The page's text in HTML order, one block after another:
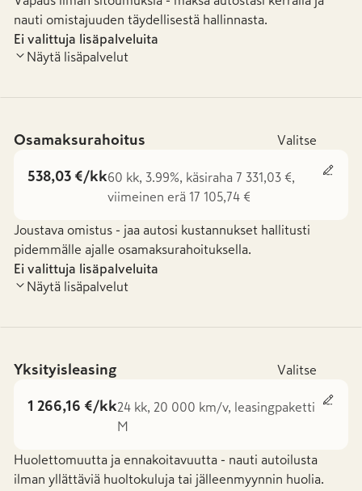
nauti omistajuuden täydellisestä hallinnasta.
Ei valittuja lisäpalveluita
Näytä lisäpalvelut
Osamaksurahoitus Valitse
538,03 €/kk60 kk, 3.99%, käsiraha 7 331,03 €,
viimeinen erä 17 105,74 €
Joustava omistus - jaa autosi kustannukset hallitusti
pidemmälle ajalle osamaksurahoituksella.
Ei valittuja lisäpalveluita
Näytä lisäpalvelut
Yksityisleasing Valitse
1 266,16 €/kk24 kk, 20 000 km/v, leasingpaketti
M
Huolettomuutta ja ennakoitavuutta - nauti autoilusta
ilman yllättäviä huoltokuluja tai jälleenmyynnin huolia.